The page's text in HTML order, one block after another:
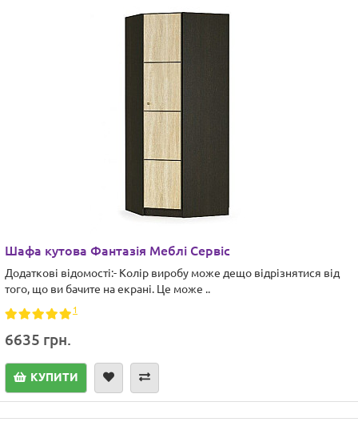
Шафа кутова Фантазія Меблі Сервіс
Додаткові відомості:- Колір виробу може дещо відрізнятися від
того, що ви бачите на екрані. Це може ..
1
6635 грн.
КУПИТИ